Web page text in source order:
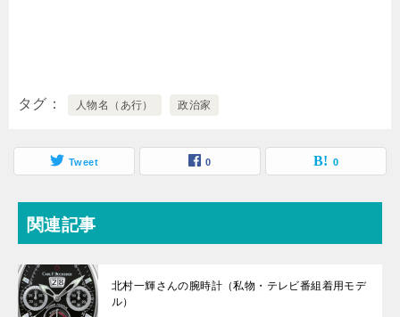
タグ 人物名（あ行） 政治家
Tweet 0 0
関連記事
北村一輝さんの腕時計（私物・テレビ番組着用モデ
ル）